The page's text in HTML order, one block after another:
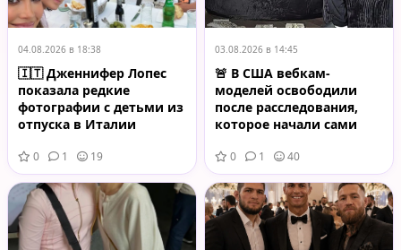
04.08.2026 в 18:38
🇮🇹 Дженнифер Лопес
показала редкие
фотографии с детьми из
отпуска в Италии
0 1 19
03.08.2026 в 14:45
🚨 В США вебкам-
моделей освободили
после расследования,
которое начали сами
0 1 40